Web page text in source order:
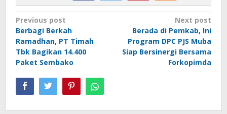
Post
navigation
Previous post
Berbagi Berkah
Ramadhan, PT Timah
Tbk Bagikan 14.400
Paket Sembako
Next post
Berada di Pemkab, Ini
Program DPC PJS Muba
Siap Bersinergi Bersama
Forkopimda